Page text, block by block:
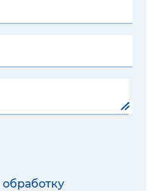
обработку